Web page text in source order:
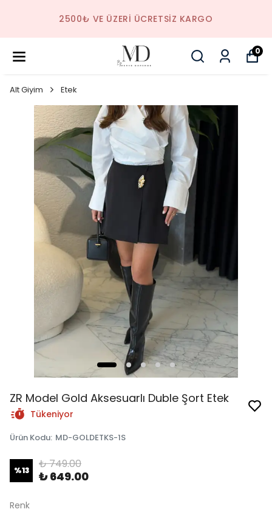
2500₺ VE ÜZERI ÜCRETSIZ KARGO
0
Alt Giyim Etek
ZR Model Gold Aksesuarlı Duble Şort Etek
Tükeniyor
Ürün Kodu: MD-GOLDETKS-1S
%13 ₺ 749.00
₺ 649.00
Renk